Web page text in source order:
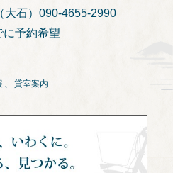
大石）090-4655-2990
予約希望
貸室案内